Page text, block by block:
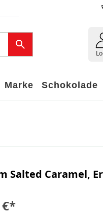
Marke Schokolade
Salted Caramel,
*